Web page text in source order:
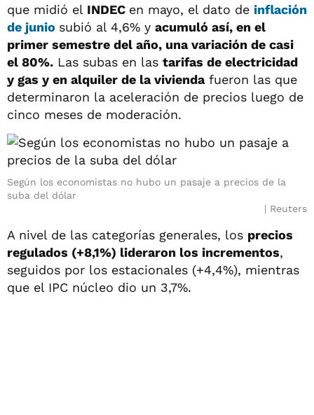
que midió el INDEC en mayo, el dato de inflación
de junio subió al 4,6% y acumuló así, en el
primer semestre del año, una variación de casi
el 80%. Las subas en las tarifas de electricidad
y gas y en alquiler de la viviendafueron las que
determinaron la aceleración de precios luego de
cinco meses de moderación.
Según los economistas no hubo un pasaje a precios de la
suba del dólar
Reuters
A nivel de las categorías generales, los precios
regulados (+8,1%) lideraron los incrementos,
seguidos por los estacionales (+4,4%), mientras
que el IPC núcleo dio un 3,7%.